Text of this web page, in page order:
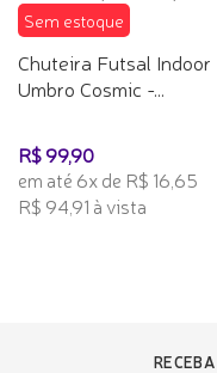
Sem estoque
Chuteira Futsal Indoor
Umbro Cosmic -...
R$ 99,90
em até 6x de R$ 16,65
R$ 94,91 à vista